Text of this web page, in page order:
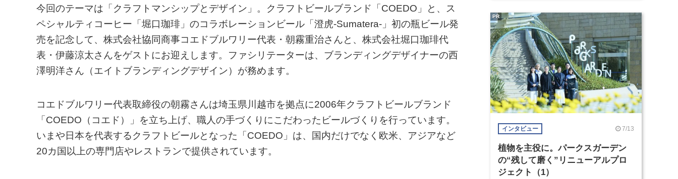
今回のテーマは「クラフトマンシップとデザイン」。クラフトビールブランド「COEDO」と、ス
ペシャルティコーヒー「堀口珈琲」のコラボレーションビール「澄虎-Sumatera-」初の瓶ビール発
売を記念して、株式会社協同商事コエドブルワリー代表・朝霧重治さんと、株式会社堀口珈琲代
表・伊藤涼太さんをゲストにお迎えします。ファシリテーターは、ブランディングデザイナーの⻄
澤明洋さん（エイトブランディングデザイン）が務めます。
コエドブルワリー代表取締役の朝霧さんは埼玉県川越市を拠点に2006年クラフトビールブランド
「COEDO（コエド）」を立ち上げ、職人の手づくりにこだわったビールづくりを行っています。
いまや日本を代表するクラフトビールとなった「COEDO」は、国内だけでなく欧米、アジアなど
20カ国以上の専門店やレストランで提供されています。
インタビュー 7/13
植物を主役に。パークスガーデン
の“残して磨く”リニューアルプロ
ジェクト（1）
PR